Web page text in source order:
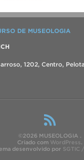
DE MUSEOLOGIA
1202, Centro,
©2026 MUSEOLOGIA .
Criado com WordPress.
desenvolvido por SGTIC